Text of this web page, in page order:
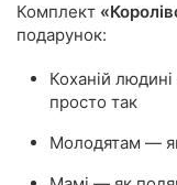
Комплект
подарунок:
Коханій
просто так
Молодятам —